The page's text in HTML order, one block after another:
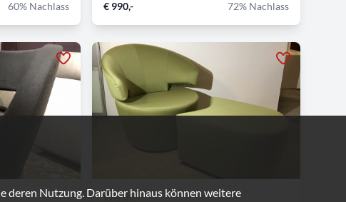
60% Nachlass € 990,- 72% Nachlass
Werther
deren Nutzung. Darüber hinaus können weitere